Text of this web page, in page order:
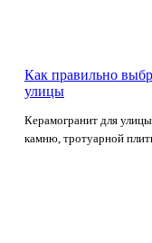
Как правильно
улицы
Керамогранит для
камню, тротуарной